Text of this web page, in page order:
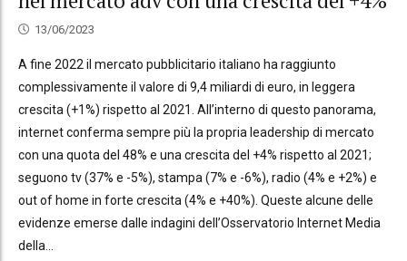
13/06/2023
A fine 2022 il mercato pubblicitario italiano ha raggiunto
complessivamente il valore di 9,4 miliardi di euro, in leggera
crescita (+1%) rispetto al 2021. All’interno di questo panorama,
internet conferma sempre più la propria leadership di mercato
con una quota del 48% e una crescita del +4% rispetto al 2021;
seguono tv (37% e -5%), stampa (7% e -6%), radio (4% e +2%) e
out of home in forte crescita (4% e +40%). Queste alcune delle
evidenze emerse dalle indagini dell’Osservatorio Internet Media
della...